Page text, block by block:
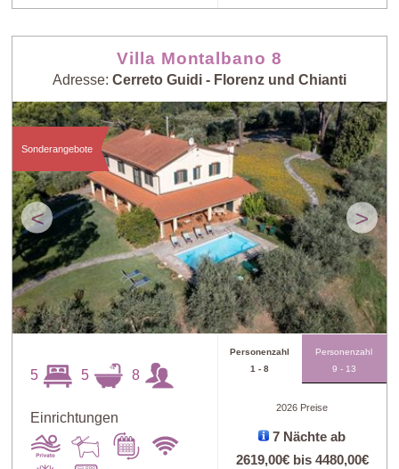
Villa Montalbano 8
Adresse: Cerreto Guidi - Florenz und Chianti
< >
Sonderangebote
5 5 8
Einrichtungen
Personenzahl
1 - 8
Personenzahl
9 - 13
2026 Preise
7 Nächte ab
2619,00€bis 4480,00€